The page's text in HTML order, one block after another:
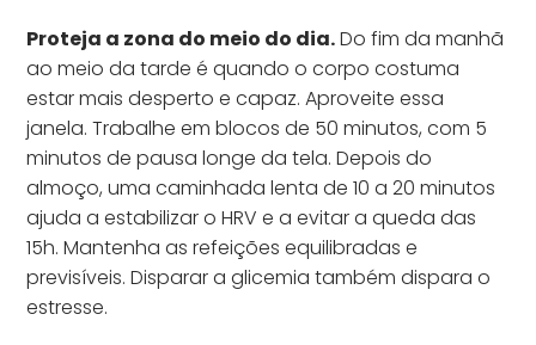
Proteja a zona do meio do dia.Do fim da manhã
ao meio da tarde é quando o corpo costuma
estar mais desperto e capaz. Aproveite essa
janela. Trabalhe em blocos de 50 minutos, com 5
minutos de pausa longe da tela. Depois do
almoço, uma caminhada lenta de 10 a 20 minutos
ajuda a estabilizar o HRV e a evitar a queda das
15h. Mantenha as refeições equilibradas e
previsíveis. Disparar a glicemia também dispara o
estresse.